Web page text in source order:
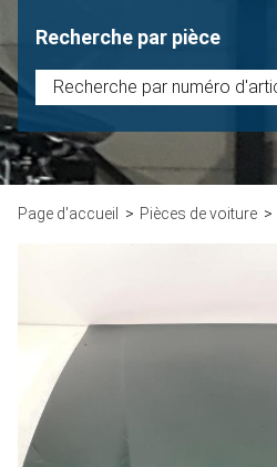
Recherche par pièce
Page d'accueil Pièces de voiture